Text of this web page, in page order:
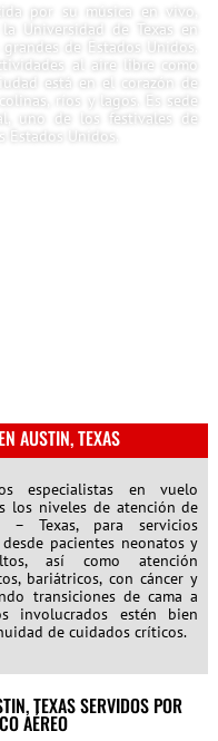
por su música en vivo,
Universidad de Texas en
de Estados Unidos.
al aire libre como
está en el corazón de
ríos y lagos. Es sede
uno de los festivales de
Estados Unidos.
AUSTIN, TEXAS
especialistas en vuelo
los niveles de atención de
Texas, para servicios
pacientes neonatos y
así como atención
bariátricos, con cáncer y
transiciones de cama a
involucrados estén bien
de cuidados críticos.
TEXAS SERVIDOS POR
AÉREO